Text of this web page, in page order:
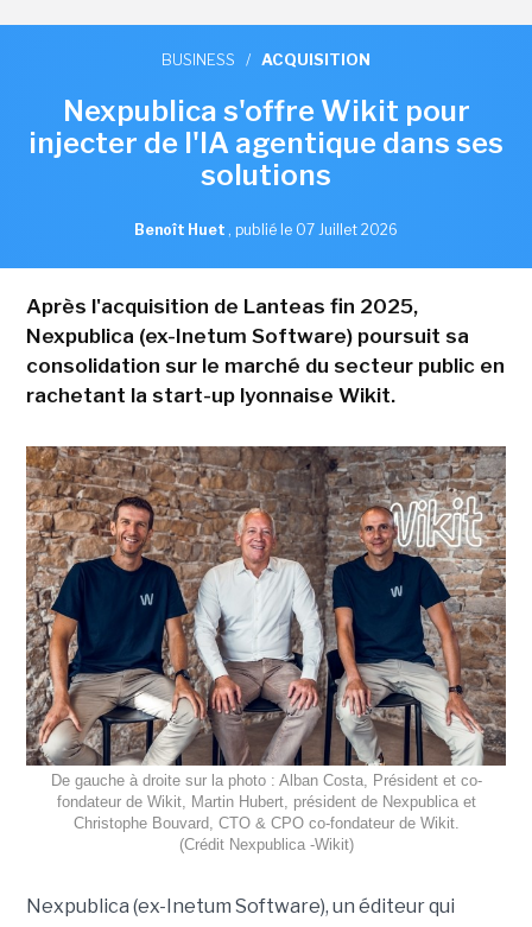
BUSINESS / ACQUISITION
Nexpublica s'offre Wikit pour
injecter de l'IA agentique dans ses
solutions
Benoît Huet , publié le 07 Juillet 2026
Après l'acquisition de Lanteas fin 2025,
Nexpublica (ex-Inetum Software) poursuit sa
consolidation sur le marché du secteur public en
rachetant la start-up lyonnaise Wikit.
De gauche à droite sur la photo : Alban Costa, Président et co-
fondateur de Wikit, Martin Hubert, président de Nexpublica et
Christophe Bouvard, CTO & CPO co-fondateur de Wikit.
(Crédit Nexpublica -Wikit)
Nexpublica (ex-Inetum Software), un éditeur qui